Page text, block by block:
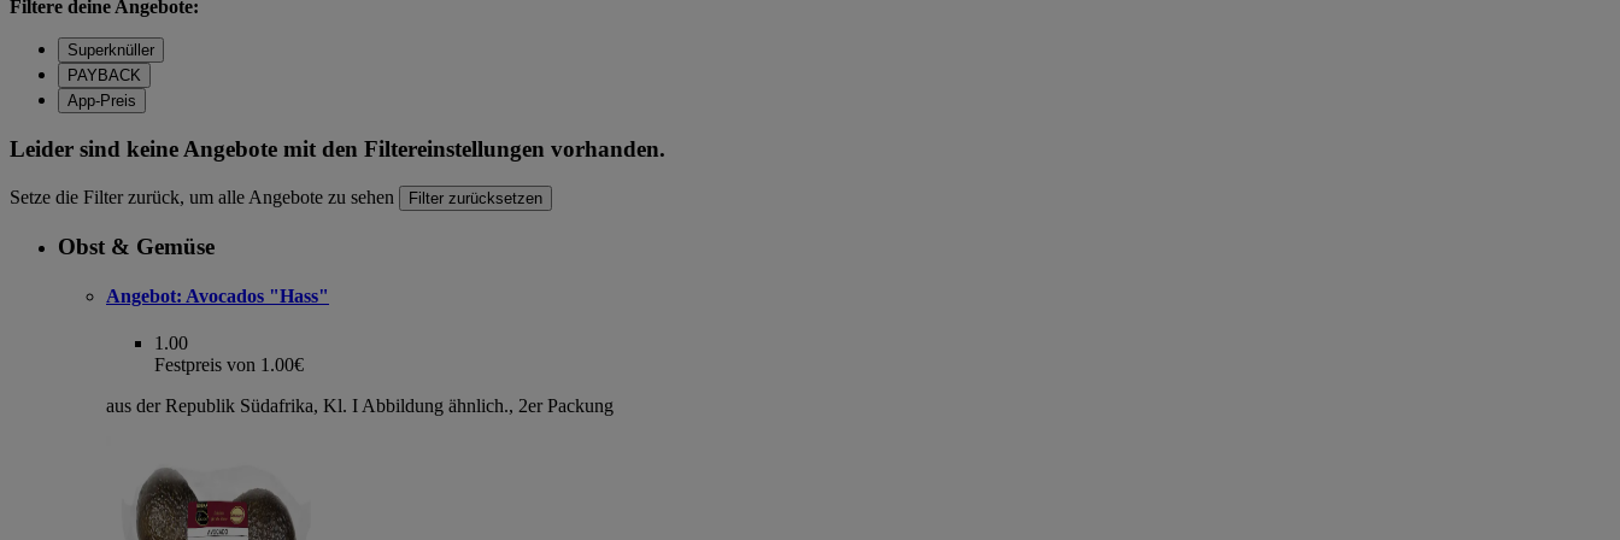
Filtere deine Angebote:
Superknüller
PAYBACK
App-Preis
Leider sind keine Angebote mit den Filtereinstellungen vorhanden.
Setze die Filter zurück, um alle Angebote zu sehen Filter zurücksetzen
Obst & Gemüse
Angebot: Avocados "Hass"
1.00
Festpreis von 1.00€
aus der Republik Südafrika, Kl. I Abbildung ähnlich., 2er Packung